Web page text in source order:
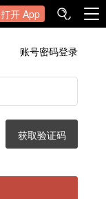
打开 App
账号密码登录
获取验证码